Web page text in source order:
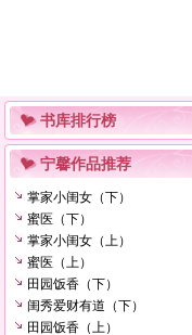
书库排行榜
宁馨作品推荐
掌家小闺女（下）
蜜医（下）
掌家小闺女（上）
蜜医（上）
田园饭香（下）
闺秀爱财有道（下）
田园饭香（上）